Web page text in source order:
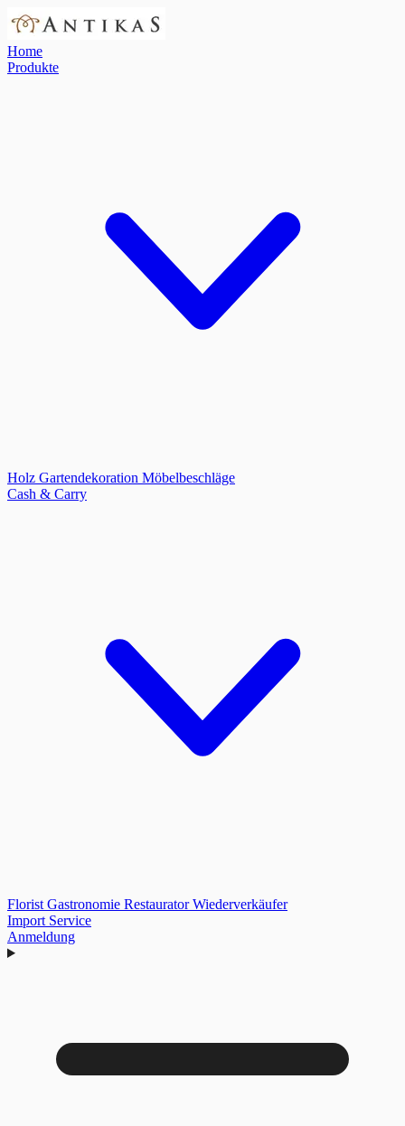
Home
Produkte
Holz Gartendekoration Möbelbeschläge
Cash & Carry
Florist Gastronomie RestauratorWiederverkäufer
Import Service
Anmeldung